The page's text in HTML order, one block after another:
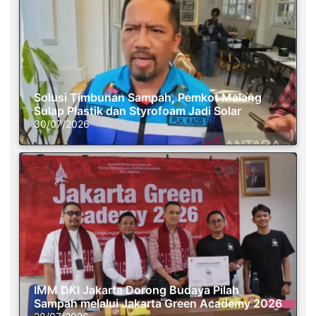
Solusi Timbunan Sampah, Pemkot Malang
Sulap Plastik dan Styrofoam Jadi Solar
30/07/2026
IMM DKI Jakarta Dorong Budaya Pilah
Sampah melalui Jakarta Green Academy 2026